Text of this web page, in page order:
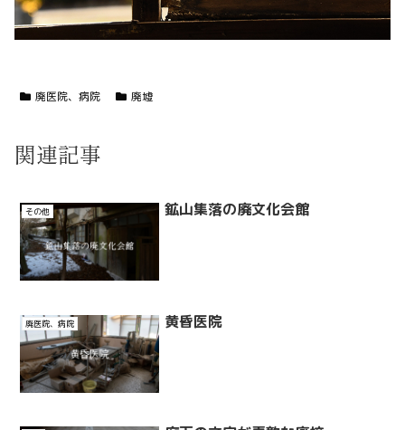
廃医院、病院 廃墟
関連記事
その他 鉱山集落の廃文化会館
廃医院、病院 黄昏医院